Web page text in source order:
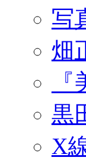
写
畑
黒
X